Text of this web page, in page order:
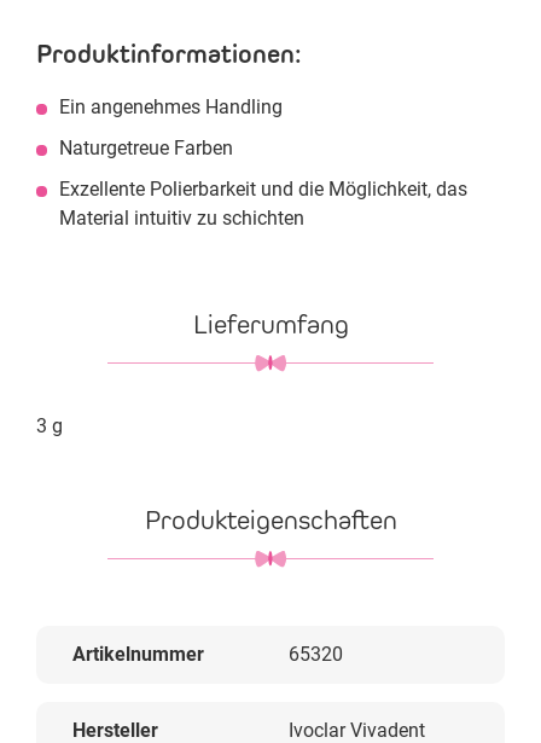
Produktinformationen:
Ein angenehmes Handling
Naturgetreue Farben
Exzellente Polierbarkeit und die Möglichkeit, das
Material intuitiv zu schichten
Lieferumfang
3 g
Produkteigenschaften
Artikelnummer 65320
Hersteller Ivoclar Vivadent